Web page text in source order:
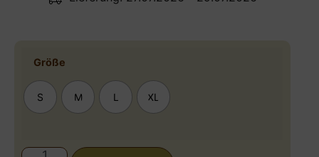
Größe
S M L XL